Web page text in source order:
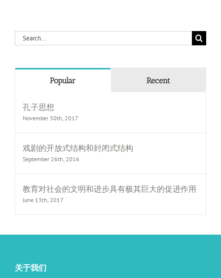
Search
for:
Popular Recent
孔子思想
November 30th, 2017
戏剧的开放式结构和封闭式结构
September 26th, 2016
教育对社会的文明和进步具有极其巨大的促进作用
June 13th, 2017
关于我们